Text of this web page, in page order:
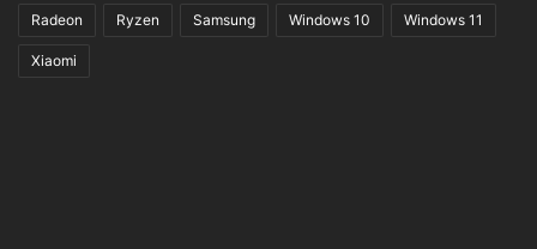
Radeon Ryzen Samsung Windows 10 Windows 11
Xiaomi